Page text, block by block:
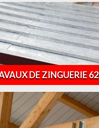
DE ZINGUERIE 62